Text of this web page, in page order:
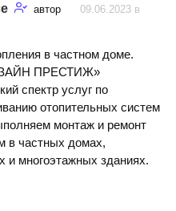
автор
09.06.2023 в
в частном доме.
ПРЕСТИЖ»
спектр услуг по
отопительных систем
монтаж и ремонт
в частных домах,
и многоэтажных зданиях.